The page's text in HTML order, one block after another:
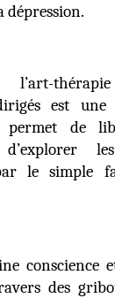
dépression.
l’art-
est une
de
le simple
conscience
des